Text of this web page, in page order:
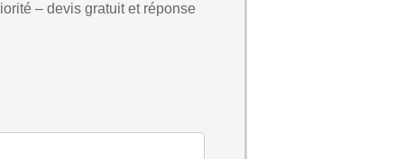
– devis gratuit et réponse